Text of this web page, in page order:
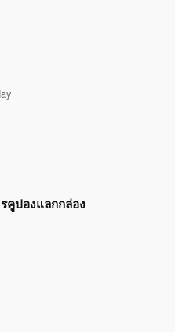
คูปองแลกกล่อง